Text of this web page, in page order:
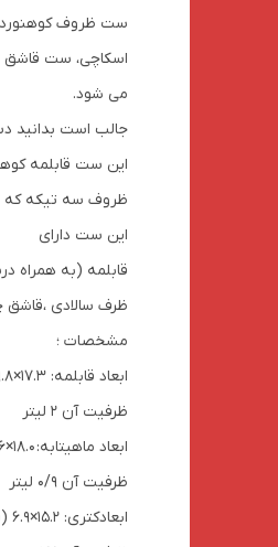
اسکاچی، ست قاشق
می شود.
جالب است بدانید
این ست قابلمه
ظروف سه تیکه که
این ست دارای
قابلمه (به همراه
ظرف سالادی ،قاشق
مشخصات ؛
ابعاد قابلمه: 17.3×9.8 (قطر/ارتفاع)
ظرفیت آن 2 لیتر
ابعاد ماهیتابه: 18.0×4.6 (قطر/ارتفاع)
ظرفیت آن 0/9 لیتر
ابعادکتری: 15.2×6.9 (قطر/ارتفاع)